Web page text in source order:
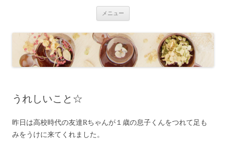
メニュー
ツ
へ
ス
キ
ッ
うれしいこと☆
昨日は高校時代の友達Rちゃんが１歳の息子くんをつれて足も
みをうけに来てくれました。